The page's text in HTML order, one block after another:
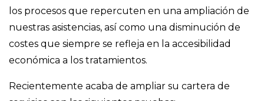
los procesos que repercuten en una ampliación de
nuestras asistencias, así como una disminución de
costes que siempre se refleja en la accesibilidad
económica a los tratamientos.
Recientemente acaba de ampliar su cartera de